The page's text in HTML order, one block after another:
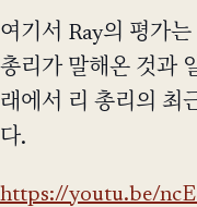
여기서 Ray의 평가
총리가 말해온 것과
래에서 리 총리의 최
다.
https://youtu.be/